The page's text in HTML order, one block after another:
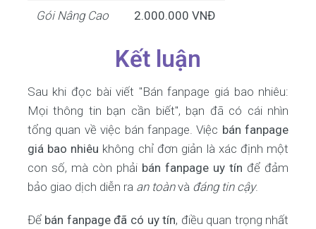
Gói Nâng Cao 2.000.000 VNĐ
Kết luận
Sau khi đọc bài viết "Bán fanpage giá bao nhiêu:
Mọi thông tin bạn cần biết", bạn đã có cái nhìn
tổng quan về việc bán fanpage. Việc bán fanpage
giá bao nhiêu không chỉ đơn giản là xác định một
con số, mà còn phải bán fanpage uy tín để đảm
bảo giao dịch diễn ra an toànvà đáng tin cậy.
Để bán fanpage đã có uy tín, điều quan trọng nhất